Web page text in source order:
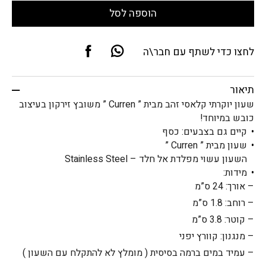
הוספה לסל
לחצו כדי לשתף עם חבר\ה
תיאור
שעון יוקרתי קלאסי זהב מבית ” Curren ” משובץ זירקון בעיצוב
כובש במיוחד!
קיים גם בצבעים: כסף
שעון מבית ” Curren ”
השעון עשוי מפלדת אל חלד – Stainless Steel
מידות:
– אורך: 24 ס”מ
– רוחב: 1.8 ס”מ
– קוטר: 3.8 ס”מ
– מנגנון: קוורץ יפני
– עמיד במים ברמה בסיסית ( מומלץ לא להתקלח עם השעון )